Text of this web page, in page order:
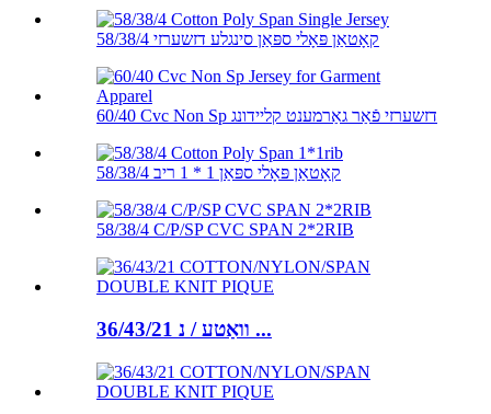
58/38/4 קאָטאַן פּאָלי ספּאַן סינגלע דזשערזי
60/40 Cvc Non Sp דזשערזי פֿאַר גאַרמענט קליידונג
58/38/4 קאָטאַן פּאָלי ספּאַן 1 * 1 ריב
58/38/4 C/P/SP CVC SPAN 2*2RIB
36/43/21 וואַטע / נ ...